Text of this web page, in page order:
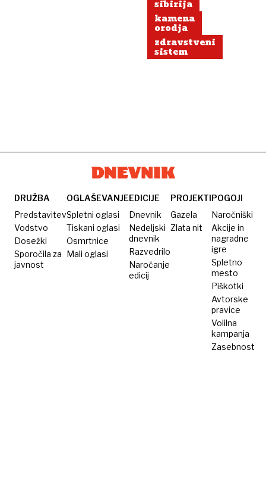
sibirija
kamena
orodja
zdravstveni
sistem
DRUŽBA
Predstavitev
Vodstvo
Dosežki
Sporočila za
javnost
OGLAŠEVANJE
Spletni oglasi
Tiskani oglasi
Osmrtnice
Mali oglasi
EDICIJE
Dnevnik
Nedeljski
dnevnik
Razvedrilo
Naročanje
edicij
PROJEKTI
Gazela
Zlata nit
POGOJI
Naročniški
Akcije in
nagradne
igre
Spletno
mesto
Piškotki
Avtorske
pravice
Volilna
kampanja
Zasebnost